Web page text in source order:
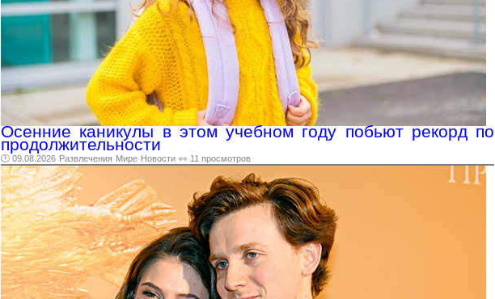
Осенние каникулы в этом учебном году побьют рекорд по
продолжительности
🕑 09.08.2026 Развлечения Мире Новости 👀 11 просмотров